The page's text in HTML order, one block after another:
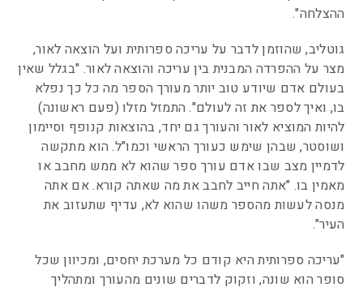
ההצלחה".
גוטליב, שהוזמן לדבר על עריכה ספרותית ועל הוצאה לאור,
מצר על ההפרדה המבנית בין עריכה והוצאה לאור. "בגלל שאין
בעולם אדם שיודע טוב יותר מעורך הספר מה כל כך נפלא
בו, ואיך לספר את זה לעולם". התמזל מזלו (פעם ראשונה)
להיות המוציא לאור והעורך גם יחד, בהוצאות קנופף וסיימון
ושוסטר, שבהן שימש כעורך הראשי וכמו"ל. הוא מתקשה
לדמיין מצב שבו אדם עורך ספר שהוא לא ממש מחבב או
מאמין בו. "אתה חייב לחבב את מה שאתה קורא. אם אתה
מנסה לעשות מהספר משהו שהוא לא, עדיף שתעזוב את
העיר".
"עריכה ספרותית היא קודם כל מערכת יחסים, ומכיוון שכל
סופר הוא שונה, וזקוק לדברים שונים מהעורך ומתהליך